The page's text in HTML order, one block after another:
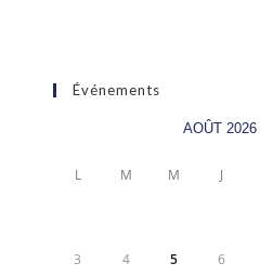
Événements
AOÛT 2026
L M M J
3 4 5 6